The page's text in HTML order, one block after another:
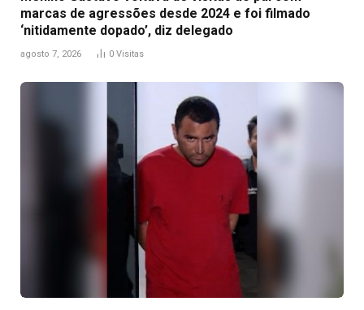
marcas de agressões desde 2024 e foi filmado
‘nitidamente dopado’, diz delegado
agosto 7, 2026 0 Visitas